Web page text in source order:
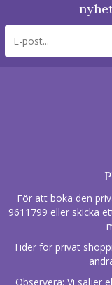
För att boka den
9611799 eller skicka
Tider för privat
Observera: Vi säljer